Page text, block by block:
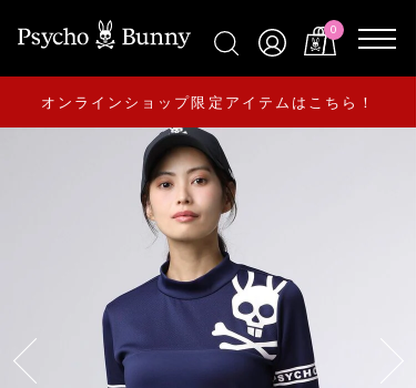
0
オンラインショップ限定アイテムはこちら！